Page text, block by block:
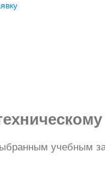
учебным